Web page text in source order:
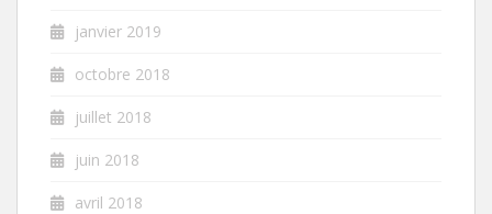
janvier 2019
octobre 2018
juillet 2018
juin 2018
avril 2018